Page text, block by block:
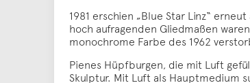
1981 erschien „Blue Star Linz“
hoch aufragenden Gliedmaßen
monochrome Farbe des 1962
Pienes Hüpfburgen, die mit Luft
Skulptur. Mit Luft als Hauptmedium